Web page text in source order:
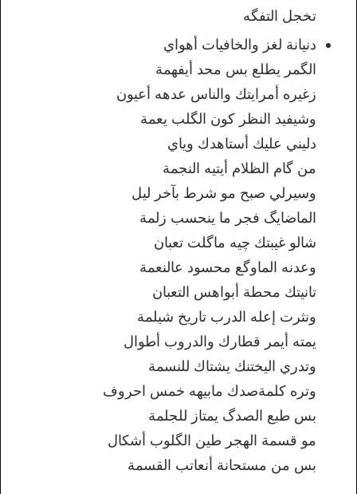
تخجل التفگه
دنيانة لغز والخافيات أهواي
الگمر يطلع بس محد أيفهمة
زغيره أمرايتك والناس عدهه أعيون
وشيفيد النظر كون الگلب يعمة
دليني عليك أستاهدك وياي
من گام الظلام أيتيه النجمة
وسيرلي صبح مو شرط بآخر ليل
الماضايگ فجر ما ينحسب زلمة
شالو غيبتك چيه ماگلت تعبان
وعدنه الماوگع محسود عالنعمة
تانيتك محطة أبواهس التعبان
ونثرت إعله الدرب تاريخ شيلمة
يمته أيمر قطارك والدروب أطوال
وتدري اليختنك يشتاك للنسمة
وتره كلمةصدك مابيهه خمس احروف
بس طبع الصدگ يمتاز للجلمة
مو قسمة الهجر طين الگلوب أشكال
بس من مستحانة أنعاتب القسمة